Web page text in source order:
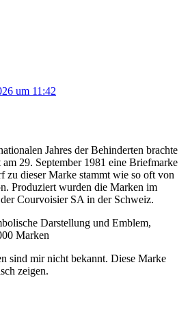
um 11:42
Jahres der Behinderten brachte
am 29. September 1981 eine Briefmarke
zu dieser Marke stammt wie so oft von
Produziert wurden die Marken im
Courvoisier SA in der Schweiz.
Darstellung und Emblem,
Marken
sind mir nicht bekannt. Diese Marke
zeigen.